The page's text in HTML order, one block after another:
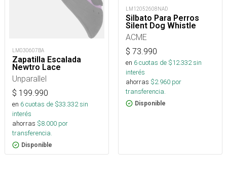
LM030607BA
Zapatilla Escalada
Newtro Lace
Unparallel
$ 199.990
en 6cuotas de $33.332sin
interés
ahorras $8.000 por
transferencia.
Disponible
LM12052608NAD
Silbato Para Perros
Silent Dog Whistle
ACME
$ 73.990
en 6cuotas de $12.332sin
interés
ahorras $2.960 por
transferencia.
Disponible